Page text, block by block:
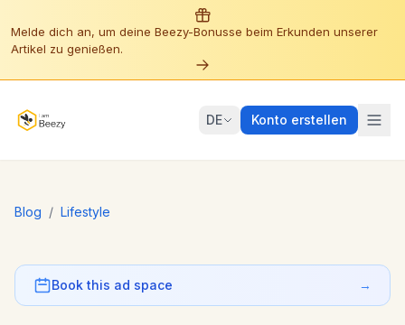
Melde dich an, um deine Beezy-Bonusse beim Erkunden unserer
Artikel zu genießen.
DE Konto erstellen
Blog / Lifestyle
Book this ad space →